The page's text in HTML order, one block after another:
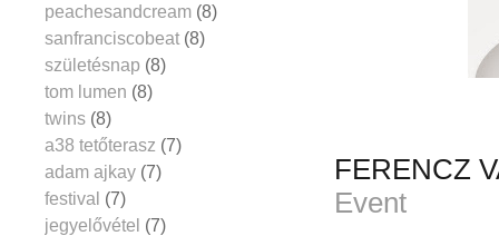
FERENCZ
Event
peachesandcream (8)
sanfranciscobeat (8)
születésnap (8)
tom lumen (8)
twins (8)
a38 tetőterasz (7)
adam ajkay (7)
festival (7)
jegyelővétel (7)